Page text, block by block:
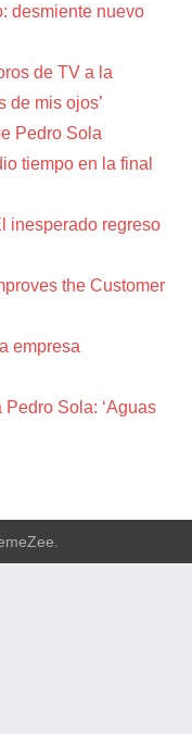
desmiente nuevo
de TV a la
de mis ojos’
Pedro Sola
tiempo en la final
inesperado regreso
the Customer
empresa
Sola: ‘Aguas